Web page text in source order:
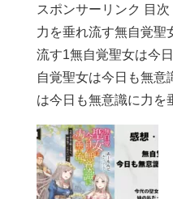
スポンサーリンク 目
力を垂れ流す無自覚聖
流す1無自覚聖女は今
自覚聖女は今日も無意
は今日も無意識に力を